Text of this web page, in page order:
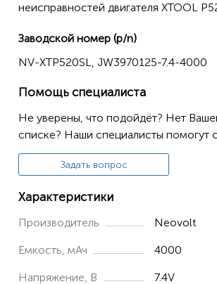
неисправностей двигателя XTOOL
Заводской номер (p/n)
NV-XTP520SL, JW3970125-7.4-4000
Помощь специалиста
Не уверены, что подойдёт? Нет
списке? Наши специалисты помогут
Задать вопрос
Характеристики
Производитель Neovolt
Емкость, мАч 4000
Напряжение, В 7.4V